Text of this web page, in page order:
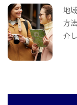
地
方
介